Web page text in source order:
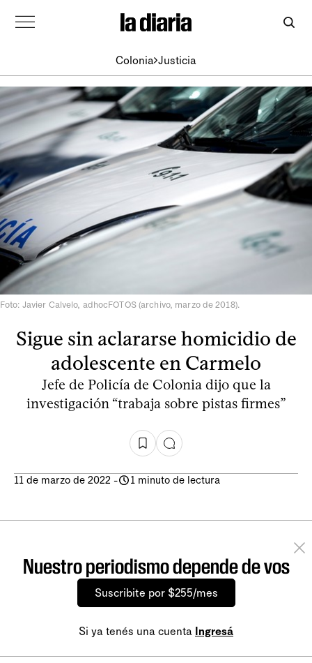
Colonia Justicia
Foto: Javier Calvelo, adhocFOTOS (archivo, marzo de 2018).
Sigue sin aclararse homicidio de
adolescente en Carmelo
Jefe de Policía de Colonia dijo que la
investigación “trabaja sobre pistas firmes”
11 de marzo de 2022 - 1 minuto de lectura
Nuestro periodismo depende de vos
Suscribite por $255/mes
Si ya tenés una cuenta Ingresá